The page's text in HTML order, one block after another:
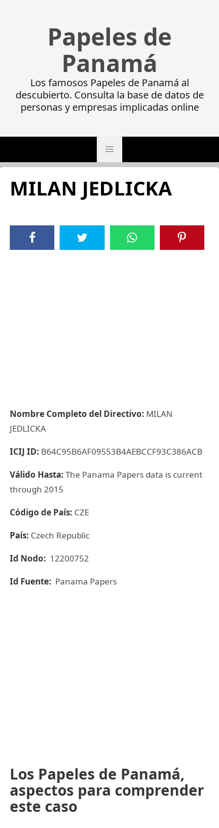
Papeles de
Panamá
Los famosos Papeles de Panamá al
descubierto. Consulta la base de datos de
personas y empresas implicadas online
MILAN JEDLICKA
Nombre Completo del Directivo: MILAN
JEDLICKA
ICIJ ID: B64C95B6AF09553B4AEBCCF93C386ACB
Válido Hasta: The Panama Papers data is current
through 2015
Código de País: CZE
País: Czech Republic
Id Nodo: 12200752
Id Fuente: Panama Papers
Los Papeles de Panamá,
aspectos para comprender
este caso